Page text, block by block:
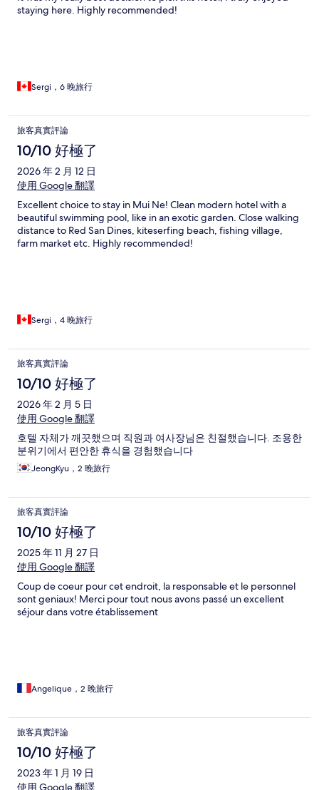
staying here. Highly recommended!
Sergi，6 晚旅行
旅客真實評論
10/10 好極了
2026 年 2 月 12 日
使用 Google 翻譯
Excellent choice to stay in Mui Ne! Clean modern hotel with a
beautiful swimming pool, like in an exotic garden. Close walking
distance to Red San Dines, kiteserfing beach, fishing village,
farm market etc. Highly recommended!
Sergi，4 晚旅行
旅客真實評論
10/10 好極了
2026 年 2 月 5 日
使用 Google 翻譯
호텔 자체가 깨끗했으며 직원과 여사장님은 친절했습니다. 조용한
분위기에서 편안한 휴식을 경험했습니다
JeongKyu，2 晚旅行
旅客真實評論
10/10 好極了
2025 年 11 月 27 日
使用 Google 翻譯
Coup de coeur pour cet endroit, la responsable et le personnel
sont geniaux! Merci pour tout nous avons passé un excellent
séjour dans votre établissement
Angelique，2 晚旅行
旅客真實評論
10/10 好極了
2023 年 1 月 19 日
使用 Google 翻譯